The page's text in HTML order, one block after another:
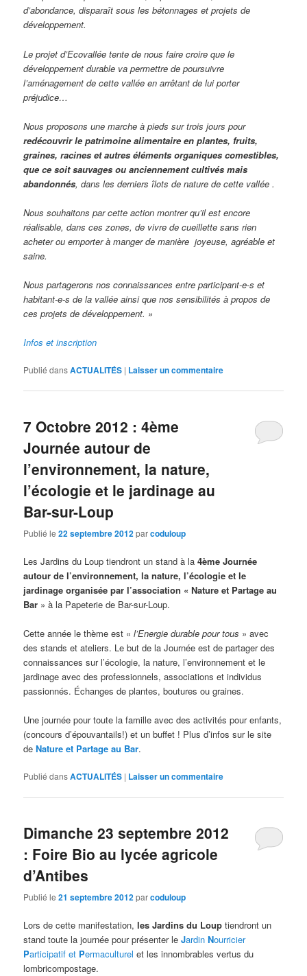
d’abondance, disparaît sous les bétonnages et projets de
développement.
Le projet d’Ecovallée tente de nous faire croire que le
développement durable va permettre de poursuivre
l’aménagement de cette vallée en arrêtant de lui porter
préjudice…
Nous proposons une marche à pieds sur trois jours pour
redécouvrir le patrimoine alimentaire en plantes, fruits,
graines, racines et autres éléments organiques comestibles,
que ce soit sauvages ou anciennement cultivés mais
abandonnés, dans les derniers îlots de nature de cette vallée .
Nous souhaitons par cette action montrer qu’il est encore
réalisable, dans ces zones, de vivre de cueillette sans rien
acheter ou emporter à manger de manière joyeuse, agréable et
saine.
Nous partagerons nos connaissances entre participant-e-s et
habitant-e-s de la vallée ainsi que nos sensibilités à propos de
ces projets de développement. »
Infos et inscription
Publié dansACTUALITÉS | Laisser un commentaire
7 Octobre 2012 : 4ème
Journée autour de
l’environnement, la nature,
l’écologie et le jardinage au
Bar-sur-Loup
Publié le22 septembre 2012parcoduloup
Les Jardins du Loup tiendront un stand à la4ème Journée
autour de l’environnement, la nature, l’écologie et le
jardinage organisée par l’association « Nature et Partage au
Bar » à la Papeterie de Bar-sur-Loup.
Cette année le thème est « l’Energie durable pour tous » avec
des stands et ateliers. Le but de la Journée est de partager des
connaissances sur l’écologie, la nature, l’environnement et le
jardinage avec des professionnels, associations et individus
passionnés. Échanges de plantes, boutures ou graines.
Une journée pour toute la famille avec des activités pour enfants,
(concours d’épouvantails!) et un buffet ! Plus d’infos sur le site
deNature et Partage au Bar.
Publié dansACTUALITÉS | Laisser un commentaire
Dimanche 23 septembre 2012
: Foire Bio au lycée agricole
d’Antibes
Publié le21 septembre 2012parcoduloup
Lors de cette manifestation,les Jardins du Loup tiendront un
stand toute la journée pour présenter leJardinNourricier
Participatif et Permaculturel et les innombrables vertus du
lombricompostage.